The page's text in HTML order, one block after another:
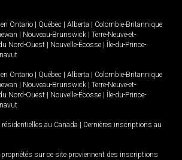
Ontario Québec Alberta
Colombie-Britannique
Nouveau-Brunswick
Terre-Neuve-et-
Nord-Ouest Nouvelle-Écosse
Île-du-Prince-
Ontario Québec Alberta
Colombie-Britannique
Nouveau-Brunswick
Terre-Neuve-et-
Nord-Ouest Nouvelle-Écosse
Île-du-Prince-
au Canada
Dernières inscriptions au
sur ce site proviennent des inscriptions